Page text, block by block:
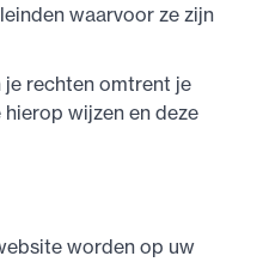
waarvoor ze zijn
rechten omtrent je
wijzen en deze
worden op uw